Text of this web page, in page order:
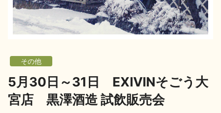
お楽しみコンテンツ
その他
5月30日～31日 EXIVINそごう大
宮店 黒澤酒造 試飲販売会